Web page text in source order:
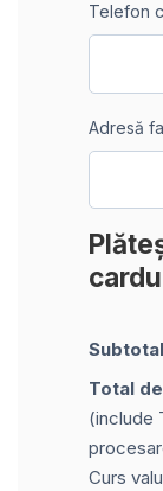
Telefon
Adresă
Total
(include
Curs